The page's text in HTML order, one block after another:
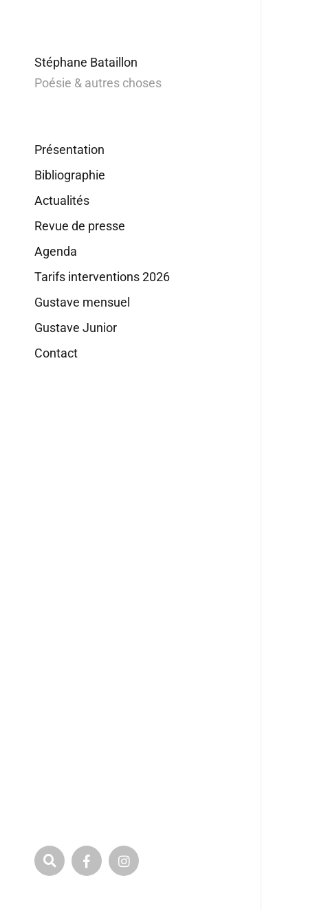
Stéphane Bataillon
Poésie & autres choses
Présentation
Bibliographie
Actualités
Revue de presse
Agenda
Tarifs interventions 2026
Gustave mensuel
Gustave Junior
Contact